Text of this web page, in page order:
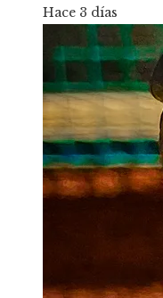
Hace 3 días